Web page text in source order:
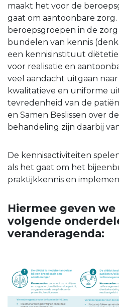
maakt het voor de
gaat om aantoonbare
beroepsgroepen in de
bundelen van kennis (denk
een kennisinstituut
voor realisatie en
veel aandacht uitgaan
kwalitatieve en uniforme
tevredenheid van de
en Samen Beslissen over de
behandeling zijn daarbij
De kennisactiviteiten
als het gaat om het
praktijkkennis en
Hiermee geven
volgende
veranderagenda: